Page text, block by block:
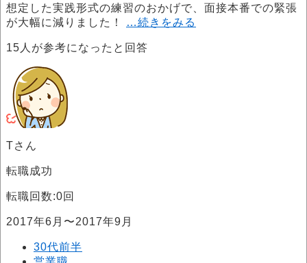
想定した実践形式の練習のおかげで、面接本番での緊張
が大幅に減りました！
…続きをみる
15 人が参考になったと回答
Tさん
転職成功
転職回数:0回
2017年6月〜2017年9月
30代前半